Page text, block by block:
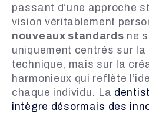
passant d’une approche
vision véritablement
nouveaux standards ne
uniquement centrés sur
technique, mais sur la
harmonieux qui reflète
chaque individu. La
intègre désormais des